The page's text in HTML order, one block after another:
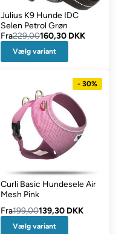
Julius K9 Hunde IDC
Selen Petrol Grøn
Fra229,00160,30 DKK
Vælg variant
- 30%
Curli Basic Hundesele Air
Mesh Pink
Fra199,00139,30 DKK
Vælg variant